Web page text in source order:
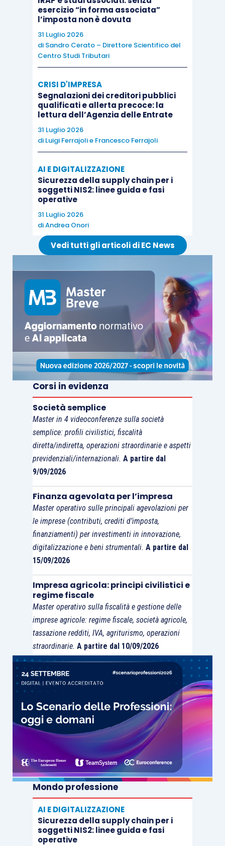
24444/2005secondo cui: “Il solo fatto della
intervenuta risoluzione consensuale del contratto di
locazione, unito alla circostanza del mancato
pagamento dei canoni relativi a mensilità anteriori
alla risoluzione, non è dunque idoneo di per sé ad
escludere che tali canoni concorrano a formare la
base imponibile IRPEF, … salvo che non risulti la
inequivoca volontà delle parti di attribuire alla
risoluzione stessa efficacia retroattiva”.
necessaria sussistenza di un contratto di
locazione ai fini della tassazione del relativo
reddito, e, dall’altra, che l’eventuale risoluzione
dello stesso contratto comporta il venir meno
dell’obbligo di tassare i canoni di locazione
laddove risulti l’inequivocabilevolontàdelle parti
Va ricordato inoltre che, con riferimento ai due
immobili catastalmente intestati alla parte
ricorrente, ai fini della “prova” di un diritto reale,i
dati catastali hanno valore di semplice indizio
costituendo un sistema secondario e sussidiario
rispetto all’insieme degli altri elementi che il
giudicante deve raccogliere in fase istruttoria”
Cassazione n. 5131/2009
3101/2005).
La Cassazione, quindi, accoglie il ricorso, cassa la
sentenza impugnata e rinvia la stessa alla C.T.R.
che dovrà accertare la sussistenza dei
concetto di reddito fondiario è indissolubilmente
legato alla titolarità di undiritto reale
sull’immobile censito in catasto.
esercizio “in forma associata”
l’imposta non è dovuta
31 Luglio 2026
di Sandro Cerato – Direttore Scientifico del
Centro Studi Tributari
CRISI D'IMPRESA
Segnalazioni dei creditori pubblici
qualificati e allerta precoce: la
lettura dell’Agenzia delle Entrate
31 Luglio 2026
di Luigi Ferrajolie Francesco Ferrajoli
AI E DIGITALIZZAZIONE
Sicurezza della supply chain per i
soggetti NIS2: linee guida e fasi
operative
31 Luglio 2026
diAndrea Onori
Vedi tutti gli articoli di EC News
Corsi in evidenza
Società semplice
Master in 4 videoconferenze sulla società
semplice: profili civilistici, fiscalità
diretta/indiretta, operazioni straordinarie e aspetti
previdenziali/internazionali. A partire dal
9/09/2026
Finanza agevolata per l’impresa
Master operativo sulle principali agevolazioni per
le imprese (contributi, crediti d’imposta,
finanziamenti) per investimenti in innovazione,
digitalizzazione e beni strumentali. A partire dal
15/09/2026
Impresa agricola: principi civilistici e
regime fiscale
Master operativo sulla fiscalità e gestione delle
imprese agricole: regime fiscale, società agricole,
tassazione redditi, IVA, agriturismo, operazioni
straordinarie. A partire dal 10/09/2026
Mondo professione
AI E DIGITALIZZAZIONE
Sicurezza della supply chain per i
soggetti NIS2: linee guida e fasi
operative